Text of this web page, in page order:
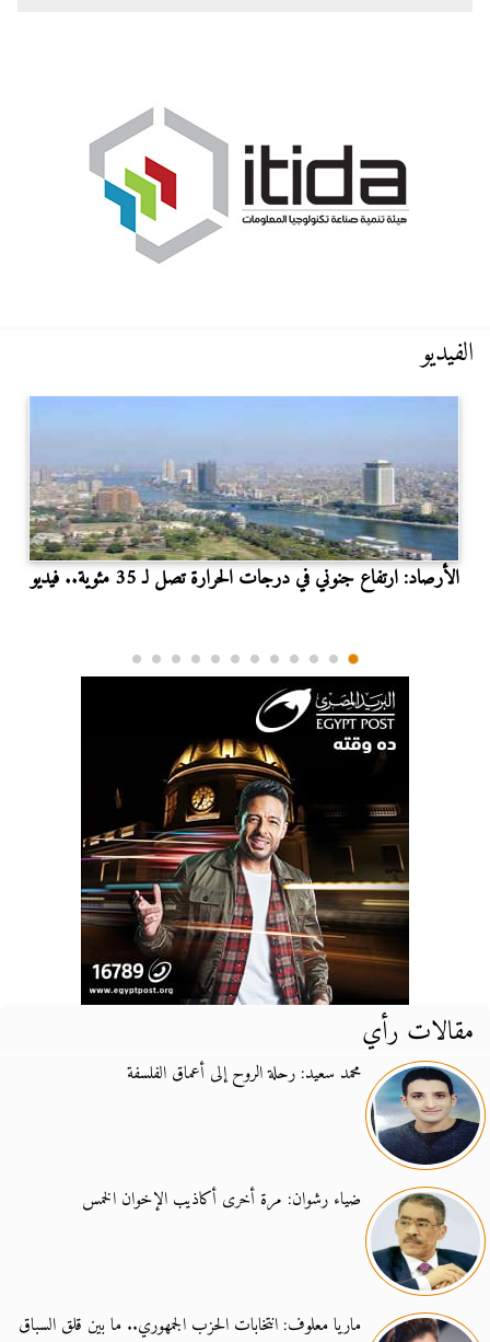
الفيديو
الأرصاد: ارتفاع جنوني في درجات الحرارة تصل لـ 35 مئوية.. فيديو
مقالات رأي
محمد سعيد: رحلة الروح إلى أعماق الفلسفة
ضياء رشوان: مرة أخرى أكاذيب الإخوان الخمس
ماريا معلوف: انتخابات الحزب الجمهوري.. ما بين قلق السباق